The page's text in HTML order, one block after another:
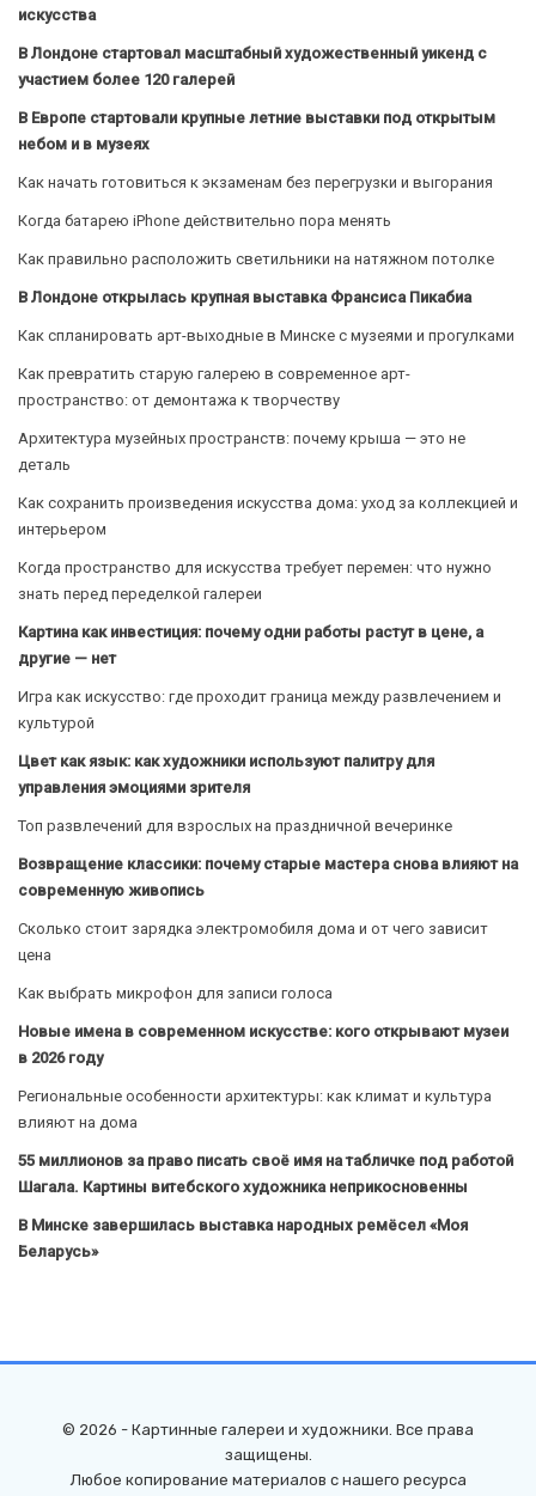
искусства
В Лондоне стартовал масштабный художественный уикенд с
участием более 120 галерей
В Европе стартовали крупные летние выставки под открытым
небом и в музеях
Как начать готовиться к экзаменам без перегрузки и выгорания
Когда батарею iPhone действительно пора менять
Как правильно расположить светильники на натяжном потолке
В Лондоне открылась крупная выставка Франсиса Пикабиа
Как спланировать арт-выходные в Минске с музеями и прогулками
Как превратить старую галерею в современное арт-
пространство: от демонтажа к творчеству
Архитектура музейных пространств: почему крыша — это не
деталь
Как сохранить произведения искусства дома: уход за коллекцией и
интерьером
Когда пространство для искусства требует перемен: что нужно
знать перед переделкой галереи
Картина как инвестиция: почему одни работы растут в цене, а
другие — нет
Игра как искусство: где проходит граница между развлечением и
культурой
Цвет как язык: как художники используют палитру для
управления эмоциями зрителя
Топ развлечений для взрослых на праздничной вечеринке
Возвращение классики: почему старые мастера снова влияют на
современную живопись
Сколько стоит зарядка электромобиля дома и от чего зависит
цена
Как выбрать микрофон для записи голоса
Новые имена в современном искусстве: кого открывают музеи
в 2026 году
Региональные особенности архитектуры: как климат и культура
влияют на дома
55 миллионов за право писать своё имя на табличке под работой
Шагала. Картины витебского художника неприкосновенны
В Минске завершилась выставка народных ремёсел «Моя
Беларусь»
© 2026 - Картинные галереи и художники. Все права
защищены.
Любое копирование материалов с нашего ресурса